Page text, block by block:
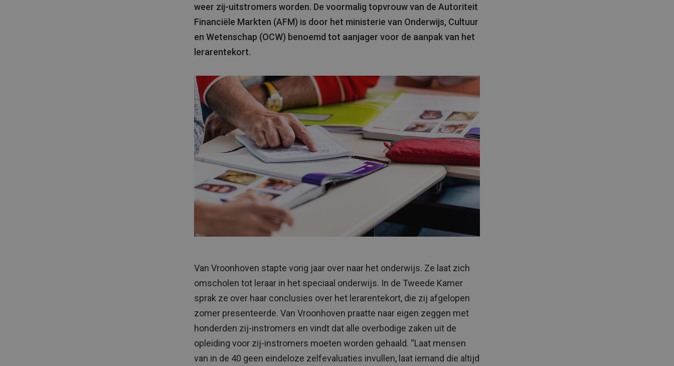
weer zij-uitstromers worden. De voormalig topvrouw van de Autoriteit
Financiële Markten (AFM) is door het ministerie van Onderwijs, Cultuur
en Wetenschap (OCW) benoemd tot aanjager voor de aanpak van het
lerarentekort.
Van Vroonhoven stapte vorig jaar over naar het onderwijs. Ze laat zich
omscholen tot leraar in het speciaal onderwijs. In de Tweede Kamer
sprak ze over haar conclusies over het lerarentekort, die zij afgelopen
zomer presenteerde. Van Vroonhoven praatte naar eigen zeggen met
honderden zij-instromers en vindt dat alle overbodige zaken uit de
opleiding voor zij-instromers moeten worden gehaald. “Laat mensen
van in de 40 geen eindeloze zelfevaluaties invullen, laat iemand die altijd